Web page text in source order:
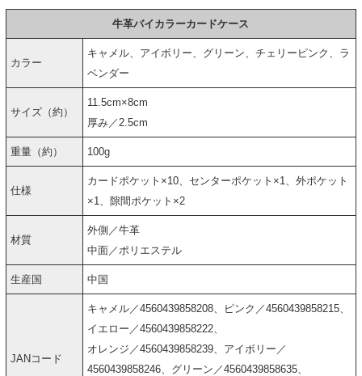
牛革バイカラーカードケース
カラー
キャメル、アイボリー、グリーン、チェリーピンク、ラ
ベンダー
サイズ（約）
11.5cm×8cm
厚み／2.5cm
重量（約） 100g
仕様
カードポケット×10、センターポケット×1、外ポケット
×1、隙間ポケット×2
材質
外側／牛革
中面／ポリエステル
生産国 中国
JANコード
キャメル／4560439858208、ピンク／4560439858215、
イエロー／4560439858222、
オレンジ／4560439858239、アイボリー／
4560439858246、グリーン／4560439858635、